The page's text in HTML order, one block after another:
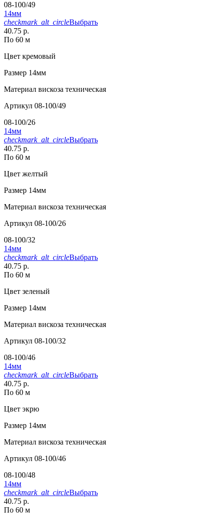
08-100/49
14мм
checkmark_alt_circleВыбрать
40.75 р.
По 60 м
Цвет кремовый
Размер 14мм
Материал вискоза техническая
Артикул 08-100/49
08-100/26
14мм
checkmark_alt_circleВыбрать
40.75 р.
По 60 м
Цвет желтый
Размер 14мм
Материал вискоза техническая
Артикул 08-100/26
08-100/32
14мм
checkmark_alt_circleВыбрать
40.75 р.
По 60 м
Цвет зеленый
Размер 14мм
Материал вискоза техническая
Артикул 08-100/32
08-100/46
14мм
checkmark_alt_circleВыбрать
40.75 р.
По 60 м
Цвет экрю
Размер 14мм
Материал вискоза техническая
Артикул 08-100/46
08-100/48
14мм
checkmark_alt_circleВыбрать
40.75 р.
По 60 м